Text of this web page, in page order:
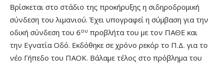
Βρίσκεται στο στάδιο της προκήρυξης η σιδηροδρομική
σύνδεση του λιμανιού. Έχει υπογραφεί η σύμβαση για την
οδική σύνδεση του 6ου προβλήτα του με τον ΠΑΘΕ και
την Εγνατία Οδό. Εκδόθηκε σε χρόνο ρεκόρ το Π.Δ. για το
νέο Γήπεδο του ΠΑΟΚ. Βάλαμε τέλος στο πρόβλημα του